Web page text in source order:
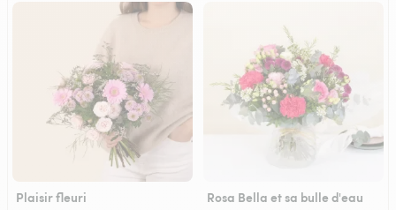
Plaisir fleuri Rosa Bella et sa bulle d'eau